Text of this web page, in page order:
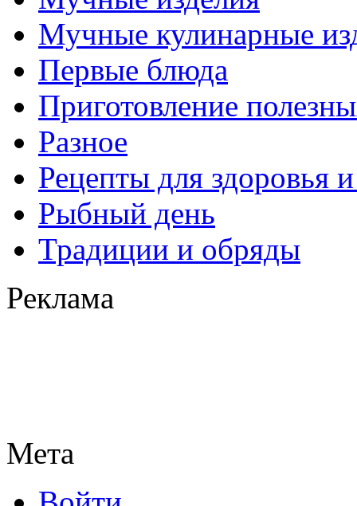
Мучные кулинарные
Первые блюда
Приготовление
Разное
Рецепты для здоровья
Рыбный день
Традиции и обряды
Реклама
Мета